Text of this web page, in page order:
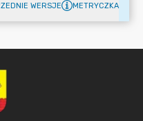
WERSJE METRYCZKA